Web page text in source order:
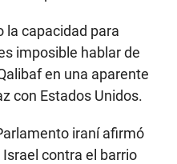
la capacidad para
imposible hablar de
en una aparente
con Estados Unidos.
iraní afirmó
contra el barrio